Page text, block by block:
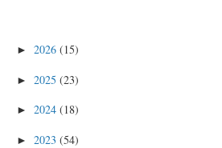
► 2026 (15)
► 2025 (23)
► 2024 (18)
► 2023 (54)